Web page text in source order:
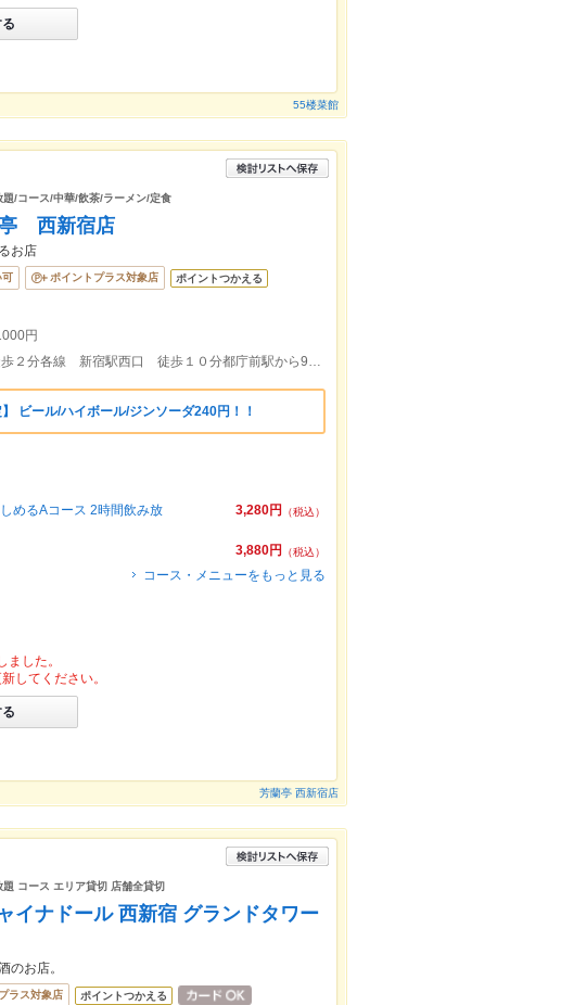
55楼菜館
/コース/中華/飲茶/ラーメン/定食
西新宿店
お店
可 ポイントプラス対象店 ポイントつかえる
円
都営大江戸線 都庁前駅 徒歩２分各線 新宿駅西口 徒歩１０分都庁前駅から97m
】 ビール/ハイボール/ジンソーダ240円！！
3,280円
（税込）
めるAコース 2時間飲み放
3,880円
（税込）
コース・メニューをもっと見る
ました。
してください。
芳蘭亭 西新宿店
コース エリア貸切 店舗全貸切
イナドール 西新宿 グランドタワー
のお店。
ラス対象店 ポイントつかえる